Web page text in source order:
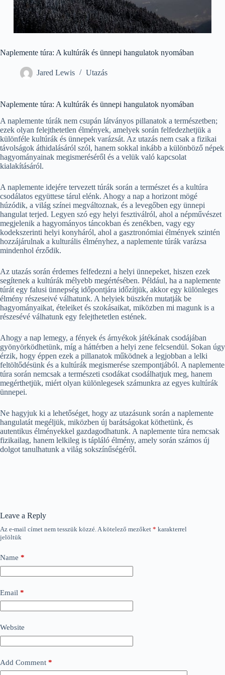
Naplemente túra: A kultúrák és ünnepi hangulatok nyomában
Jared Lewis Utazás
Naplemente túra: A kultúrák és ünnepi hangulatok nyomában
A naplemente túrák nem csupán látványos pillanatok a természetben;
ezek olyan felejthetetlen élmények, amelyek során felfedezhetjük a
különféle kultúrák és ünnepek varázsát. Az utazás nem csak a fizikai
távolságok áthidalásáról szól, hanem sokkal inkább a különböző népek
hagyományainak megismeréséről és a velük való kapcsolat
kialakításáról.
A naplemente idejére tervezett túrák során a természet és a kultúra
csodálatos együttese tárul elénk. Ahogy a nap a horizont mögé
húzódik, a világ színei megváltoznak, és a levegőben egy ünnepi
hangulat terjed. Legyen szó egy helyi fesztiválról, ahol a népművészet
megjelenik a hagyományos táncokban és zenékben, vagy egy
kodekszerinti helyi konyháról, ahol a gasztronómiai élmények szintén
hozzájárulnak a kulturális élményhez, a naplemente túrák varázsa
mindenhol érződik.
Az utazás során érdemes felfedezni a helyi ünnepeket, hiszen ezek
segítenek a kultúrák mélyebb megértésében. Például, ha a naplemente
túrát egy falusi ünnepség időpontjára időzítjük, akkor egy különleges
élmény részeseivé válhatunk. A helyiek büszkén mutatják be
hagyományaikat, ételeiket és szokásaikat, miközben mi magunk is a
részesévé válhatunk egy felejthetetlen estének.
Ahogy a nap lemegy, a fények és árnyékok játékának csodájában
gyönyörködhetünk, míg a háttérben a helyi zene felcsendül. Sokan úgy
érzik, hogy éppen ezek a pillanatok működnek a legjobban a lelki
feltöltődésünk és a kultúrák megismerése szempontjából. A naplemente
túra során nemcsak a természeti csodákat csodálhatjuk meg, hanem
megérthetjük, miért olyan különlegesek számunkra az egyes kultúrák
ünnepei.
Ne hagyjuk ki a lehetőséget, hogy az utazásunk során a naplemente
hangulatát megéljük, miközben új barátságokat köthetünk, és
autentikus élményekkel gazdagodhatunk. A naplemente túra nemcsak
fizikailag, hanem lelkileg is tápláló élmény, amely során számos új
dolgot tanulhatunk a világ sokszínűségéről.
Leave a Reply
Az e-mail címet nem tesszük közzé.A kötelező mezőket * karakterrel
jelöltük
Name *
Email *
Website
Add Comment *